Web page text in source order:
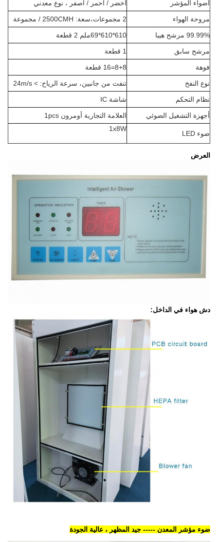
أضواء المؤشر أخضر / أحمر / أصفر ، نوع معدني
مروحة الهواء 2 مجموعات،سعة: 2500CMH / مجموعة
99.99% مرشح هيبا 610*610*69ملم 2 قطعة
مرشح سابق 1 قطعة
فوهة 8+8=16 قطعة
نوع النفخ تنفث من جانبين، سرعة الرياح: > 24m/s
نظام التحكم شاشة IC
أجهزة التشغيل الضوئي العلامة التجارية أومرون 1pcs
ضوء LED
1x8W
العرض
دش هواء في الداخل:
ضوء مؤشر المعدن ----- جيد المظهر ، عالية الجودة